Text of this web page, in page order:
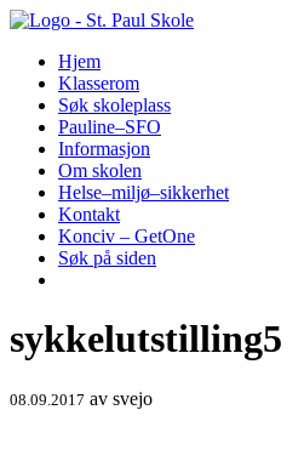
Hopp
innholdHjem
Klasserom
Søk skoleplass
Pauline–SFO
Informasjon
Om skolen
Helse–miljø–sikkerhet
Kontakt
Konciv – GetOne
Søk på siden
sykkelutstilling5
08.09.2017 av svejo